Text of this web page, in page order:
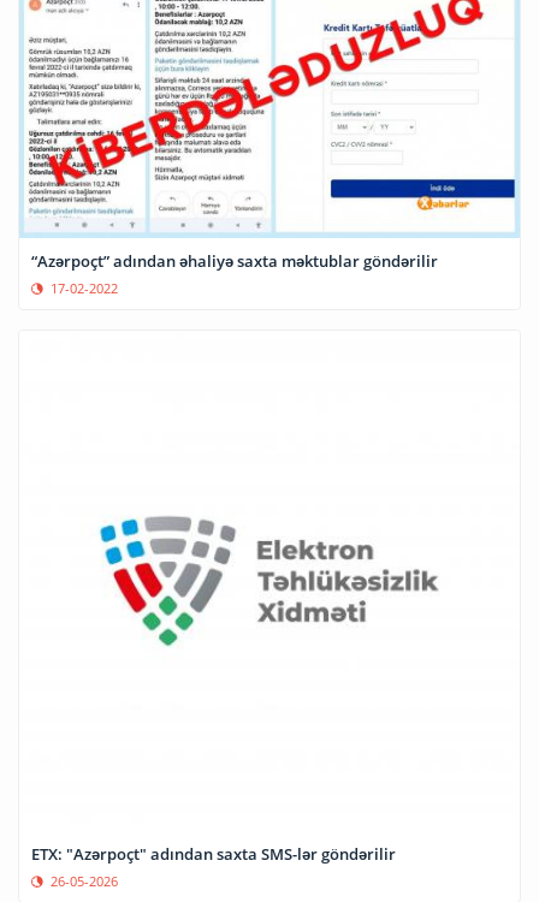
“Azərpoçt” adından əhaliyə saxta məktublar göndərilir
17-02-2022
ETX: "Azərpoçt" adından saxta SMS-lər göndərilir
26-05-2026